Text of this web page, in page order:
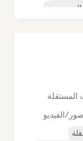
الهيب هوب
المستقلة
الفيديو